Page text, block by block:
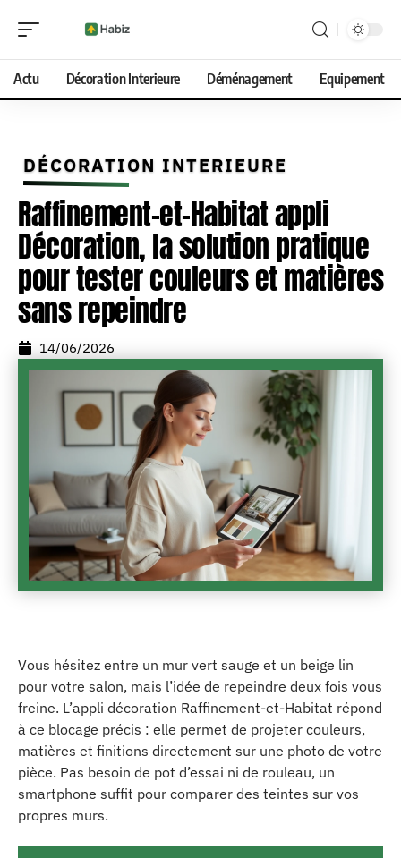
Actu Décoration Interieure Déménagement Equipement
DÉCORATION INTERIEURE
Raffinement-et-Habitat appli
Décoration, la solution pratique
pour tester couleurs et matières
sans repeindre
14/06/2026
Vous hésitez entre un mur vert sauge et un beige lin
pour votre salon, mais l’idée de repeindre deux fois vous
freine. L’appli décoration Raffinement-et-Habitat répond
à ce blocage précis : elle permet de projeter couleurs,
matières et finitions directement sur une photo de votre
pièce. Pas besoin de pot d’essai ni de rouleau, un
smartphone suffit pour comparer des teintes sur vos
propres murs.